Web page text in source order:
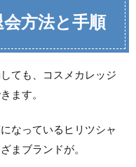
方法と手順
ても、コスメカレッジ
ます。
なっているヒリツシャ
まブランドが。